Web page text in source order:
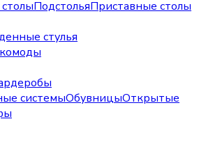
ПодстольяПриставные столы
стулья
системыОбувницыОткрытые